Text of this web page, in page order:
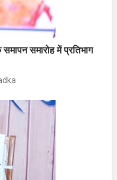
समारोह में प्रतिभाग